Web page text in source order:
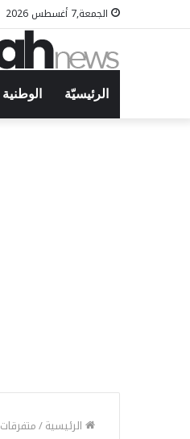
الجمعة,7 أغسطس 2026
الرئيسيّة الوطنية
الرئيسية/متفرقات